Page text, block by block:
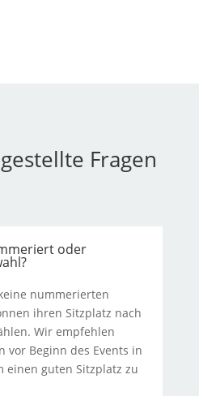
Fragen
oder
nummerierten
ihren Sitzplatz nach
Wir empfehlen
vor Beginn des Events in
einen guten Sitzplatz zu